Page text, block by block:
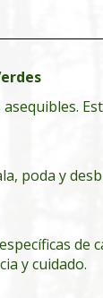
poda y
de
y cuidado.